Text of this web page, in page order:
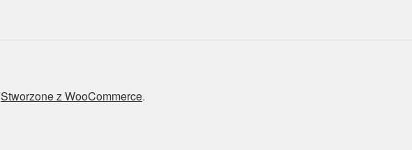
Stworzone z WooCommerce.